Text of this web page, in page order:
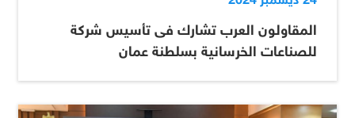
المقاولون العرب تشارك فى تأسيس شركة
للصناعات الخرسانية بسلطنة عمان